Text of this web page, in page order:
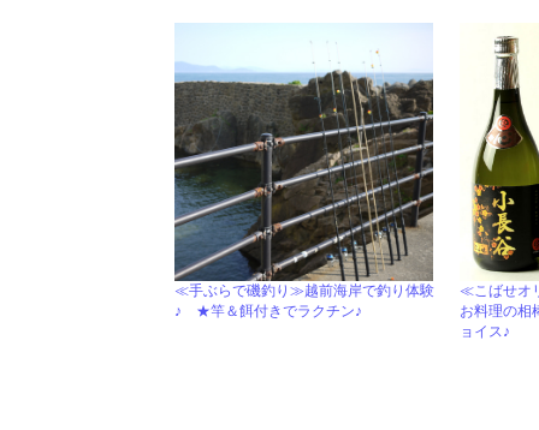
≪手ぶらで磯釣り≫越前海岸で釣り体験
♪ ★竿＆餌付きでラクチン♪
≪こばせオ
お料理の
ョイス♪